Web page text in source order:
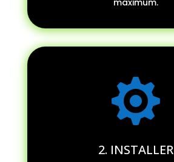

2. INSTALLER